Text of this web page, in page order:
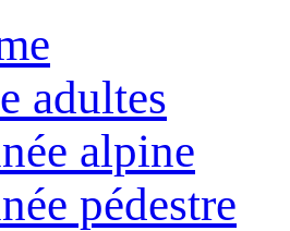
adultes
alpine
pédestre